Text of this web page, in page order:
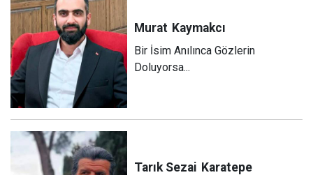
Murat Kaymakcı
Bir İsim Anılınca Gözlerin
Doluyorsa...
Tarık Sezai Karatepe